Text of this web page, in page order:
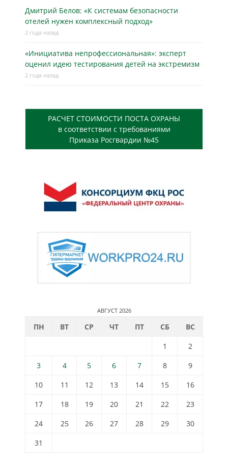
Дмитрий Белов: «К системам безопасности
отелей нужен комплексный подход»
2 года назад
«Инициатива непрофессиональная»: эксперт
оценил идею тестирования детей на экстремизм
2 года назад
РАСЧЕТ СТОИМОСТИ ПОСТА ОХРАНЫ
в соответствии с требованиями
Приказа Росгвардии №45
АВГУСТ 2026
ПН ВТ СР ЧТ ПТ СБ
ВС
1
2
3
4 5 6 7 8
9
10
11 12 13 14 15
16
17
18 19 20 21 22
23
24
25 26 27 28 29
30
31